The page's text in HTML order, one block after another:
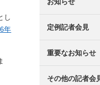
し
年
定例記者会見
重要なお知らせ
その他の記者会